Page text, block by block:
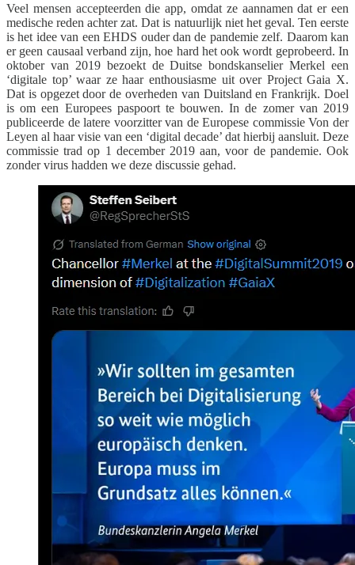
Veel mensen accepteerden die app, omdat ze aannamen dat er een
medische reden achter zat. Dat is natuurlijk niet het geval. Ten eerste
is het idee van een EHDS ouder dan de pandemie zelf. Daarom kan
er geen causaal verband zijn, hoe hard het ook wordt geprobeerd. In
oktober van 2019 bezoekt de Duitse bondskanselier Merkel een
‘digitale top’ waar ze haar enthousiasme uit over Project Gaia X.
Dat is opgezet door de overheden van Duitsland en Frankrijk. Doel
is om een Europees paspoort te bouwen. In de zomer van 2019
publiceerde de latere voorzitter van de Europese commissie Von der
Leyen al haar visie van een ‘digital decade’ dat hierbij aansluit. Deze
commissie trad op 1 december 2019 aan, voor de pandemie. Ook
zonder virus hadden we deze discussie gehad.